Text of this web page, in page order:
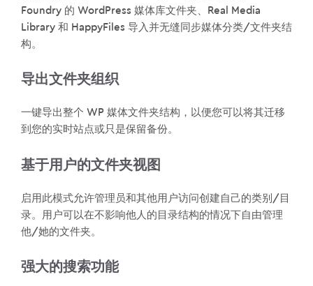
Foundry 的 WordPress 媒体库文件夹、Real Media
Library 和 HappyFiles 导入并无缝同步媒体分类/文件夹结
构。
导出文件夹组织
一键导出整个 WP 媒体文件夹结构，以便您可以将其迁移
到您的实时站点或只是保留备份。
基于用户的文件夹视图
启用此模式允许管理员和其他用户访问创建自己的类别/目
录。用户可以在不影响他人的目录结构的情况下自由管理
他/她的文件夹。
强大的搜索功能